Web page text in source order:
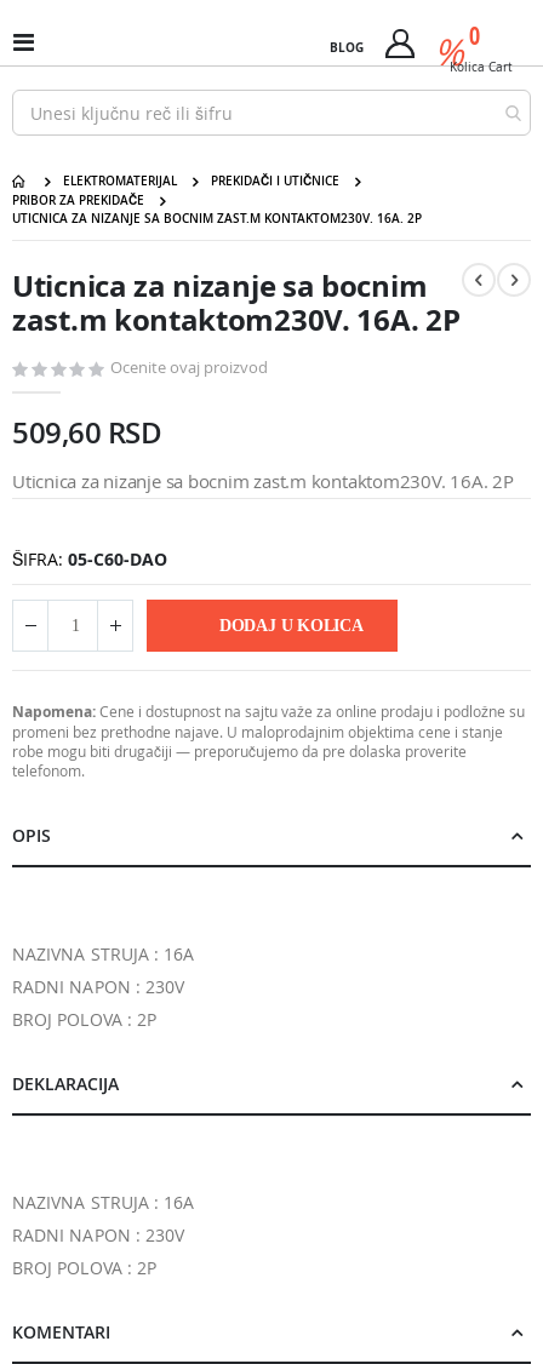
na
sadržaj
Uključi
/
isključi
Nav
BLOG %
Cart 0
Kolica Cart
ELEKTROMATERIJAL
PREKIDAČI I UTIČNICE
PRIBOR ZA PREKIDAČE
UTICNICA ZA NIZANJE SA BOCNIM ZAST.M KONTAKTOM230V. 16A. 2P
galerije
slika
Uticnica za nizanje sa bocnim zast.m kontaktom230V. 16A.
2P
početak
galerije
slika
Uticnica za nizanje sa bocnim
zast.m kontaktom230V. 16A. 2P
Ocenite ovaj proizvod
509,60 RSD
Uticnica za nizanje sa bocnim zast.m kontaktom230V. 16A. 2P
ŠIFRA 05-C60-DAO
DODAJ U KOLICA
Napomena:Cene i dostupnost na sajtu važe za online prodaju i podložne su
promeni bez prethodne najave. U maloprodajnim objektima cene i stanje
robe mogu biti drugačiji — preporučujemo da pre dolaska proverite
telefonom.
OPIS
NAZIVNA STRUJA : 16A
RADNI NAPON : 230V
BROJ POLOVA : 2P
DEKLARACIJA
NAZIVNA STRUJA : 16A
RADNI NAPON : 230V
BROJ POLOVA : 2P
KOMENTARI